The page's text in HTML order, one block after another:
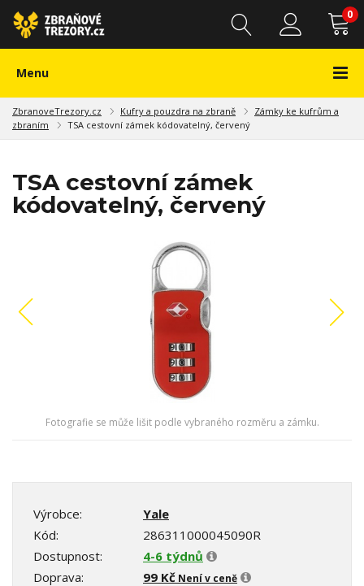
0
Menu
ZbranoveTrezory.cz Kufry a pouzdra na zbraně
Zámky ke kufrům a
zbraním
TSA cestovní zámek kódovatelný, červený
TSA cestovní zámek
kódovatelný, červený
Fotografie se může lišit podle vybraného rozměru a zámku.
Výrobce:
Yale
Kód:
286311000045090R
Dostupnost:
4-6 týdnů
Doprava:
99 Kč Není v ceně